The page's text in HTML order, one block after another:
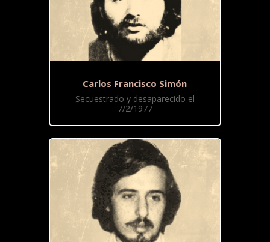
Carlos Francisco Simón
Secuestrado y desaparecido el
7/2/1977